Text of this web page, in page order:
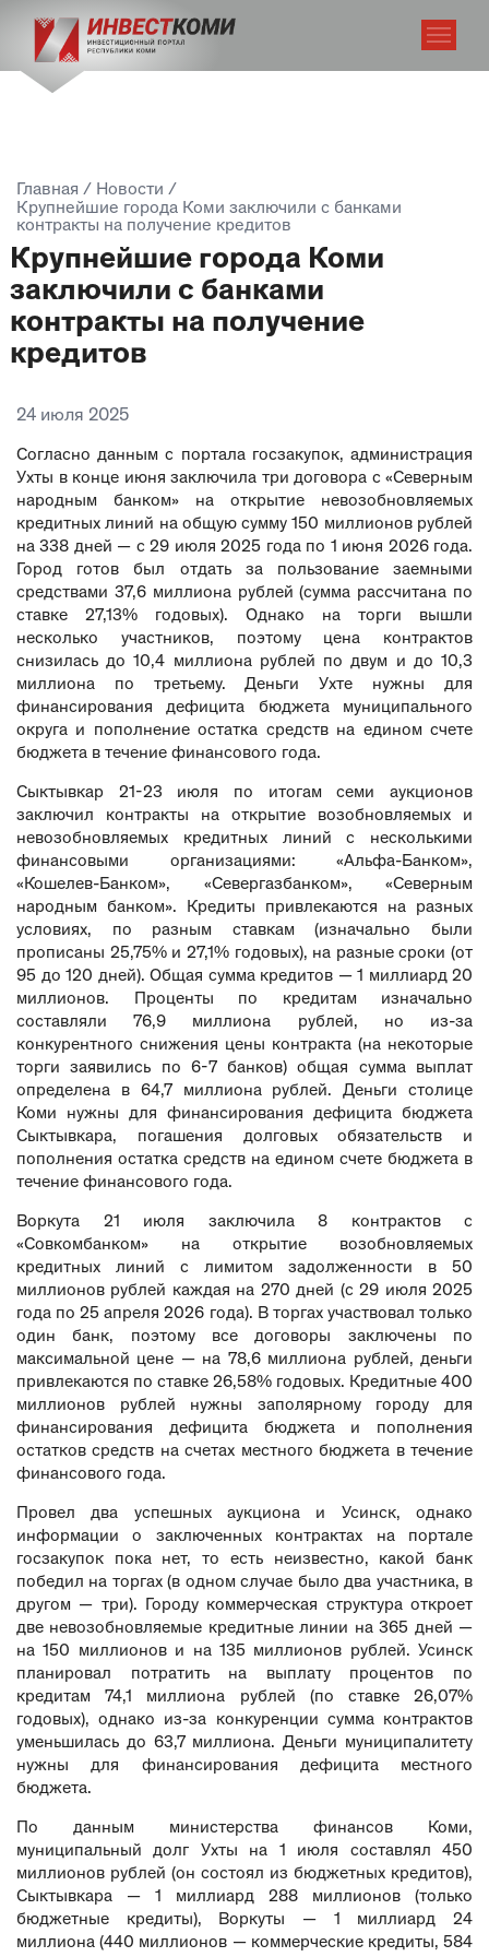
Главная / Новости /
Крупнейшие города Коми заключили с банками
контракты на получение кредитов
Крупнейшие города Коми
заключили с банками
контракты на получение
кредитов
24 июля 2025
Согласно данным с портала госзакупок, администрация
Ухты в конце июня заключила три договора с «Северным
народным банком» на открытие невозобновляемых
кредитных линий на общую сумму 150 миллионов рублей
на 338 дней — с 29 июля 2025 года по 1 июня 2026 года.
Город готов был отдать за пользование заемными
средствами 37,6 миллиона рублей (сумма рассчитана по
ставке 27,13% годовых). Однако на торги вышли
несколько участников, поэтому цена контрактов
снизилась до 10,4 миллиона рублей по двум и до 10,3
миллиона по третьему. Деньги Ухте нужны для
финансирования дефицита бюджета муниципального
округа и пополнение остатка средств на едином счете
бюджета в течение финансового года.
Сыктывкар 21-23 июля по итогам семи аукционов
заключил контракты на открытие возобновляемых и
невозобновляемых кредитных линий с несколькими
финансовыми организациями: «Альфа-Банком»,
«Кошелев-Банком», «Севергазбанком», «Северным
народным банком». Кредиты привлекаются на разных
условиях, по разным ставкам (изначально были
прописаны 25,75% и 27,1% годовых), на разные сроки (от
95 до 120 дней). Общая сумма кредитов — 1 миллиард 20
миллионов. Проценты по кредитам изначально
составляли 76,9 миллиона рублей, но из-за
конкурентного снижения цены контракта (на некоторые
торги заявились по 6-7 банков) общая сумма выплат
определена в 64,7 миллиона рублей. Деньги столице
Коми нужны для финансирования дефицита бюджета
Сыктывкара, погашения долговых обязательств и
пополнения остатка средств на едином счете бюджета в
течение финансового года.
Воркута 21 июля заключила 8 контрактов с
«Совкомбанком» на открытие возобновляемых
кредитных линий с лимитом задолженности в 50
миллионов рублей каждая на 270 дней (с 29 июля 2025
года по 25 апреля 2026 года). В торгах участвовал только
один банк, поэтому все договоры заключены по
максимальной цене — на 78,6 миллиона рублей, деньги
привлекаются по ставке 26,58% годовых. Кредитные 400
миллионов рублей нужны заполярному городу для
финансирования дефицита бюджета и пополнения
остатков средств на счетах местного бюджета в течение
финансового года.
Провел два успешных аукциона и Усинск, однако
информации о заключенных контрактах на портале
госзакупок пока нет, то есть неизвестно, какой банк
победил на торгах (в одном случае было два участника, в
другом — три). Городу коммерческая структура откроет
две невозобновляемые кредитные линии на 365 дней —
на 150 миллионов и на 135 миллионов рублей. Усинск
планировал потратить на выплату процентов по
кредитам 74,1 миллиона рублей (по ставке 26,07%
годовых), однако из-за конкуренции сумма контрактов
уменьшилась до 63,7 миллиона. Деньги муниципалитету
нужны для финансирования дефицита местного
бюджета.
По данным министерства финансов Коми,
муниципальный долг Ухты на 1 июля составлял 450
миллионов рублей (он состоял из бюджетных кредитов),
Сыктывкара — 1 миллиард 288 миллионов (только
бюджетные кредиты), Воркуты — 1 миллиард 24
миллиона (440 миллионов — коммерческие кредиты, 584